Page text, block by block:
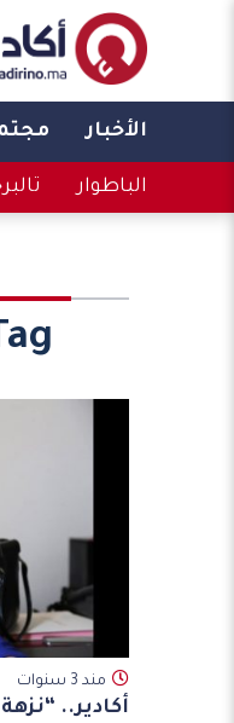
الأخبار
الباطوار
مند 3 سنوات
أكادير..